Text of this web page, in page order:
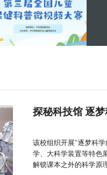
探秘科技馆 逐
该校组织开展"逐梦科
学、大科学装置等特色
解锁课本之外的科学原